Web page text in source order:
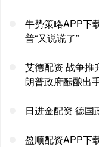
牛势策略APP下
普“又说谎了”
艾德配资 战争推
朗普政府酝酿出
日进金配资 德国
盈顺配资APP下